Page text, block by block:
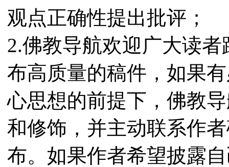
观点正确性提出批评；
2.佛教导航欢迎广大读
布高质量的稿件，如果
心思想的前提下，佛教
和修饰，并主动联系作
布。如果作者希望披露